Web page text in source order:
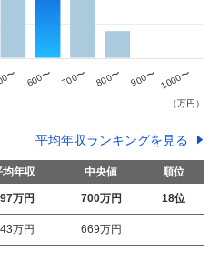
平均年収ランキングを見る
均年収 中央値 順位
万円 700万円 18位
万円 669万円